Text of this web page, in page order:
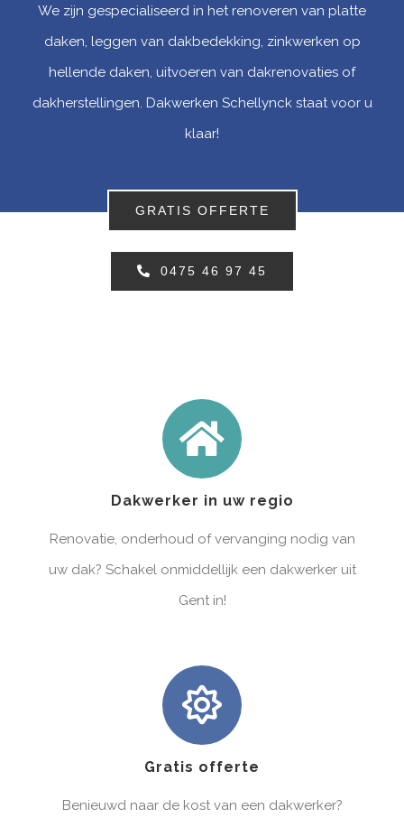
We zijn gespecialiseerd in het renoveren van platte
daken, leggen van dakbedekking, zinkwerken op
hellende daken, uitvoeren van dakrenovaties of
dakherstellingen. Dakwerken Schellynck staat voor u
klaar!
GRATIS OFFERTE
0475 46 97 45
Dakwerker in uw regio
Renovatie, onderhoud of vervanging nodig van
uw dak? Schakel onmiddellijk een dakwerker uit
Gent in!
Gratis offerte
Benieuwd naar de kost van een dakwerker?